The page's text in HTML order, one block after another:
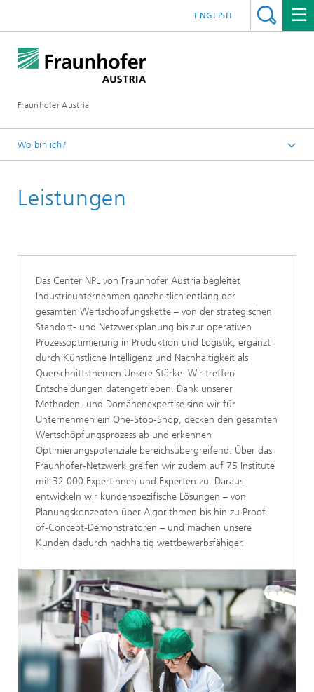
Fraunhofer Austria
ENGLISH
Wo bin ich?
Leistungen
Das Center NPL von Fraunhofer Austria begleitet
Industrieunternehmen ganzheitlich entlang der
gesamten Wertschöpfungskette – von der strategischen
Standort- und Netzwerkplanung bis zur operativen
Prozessoptimierung in Produktion und Logistik, ergänzt
durch Künstliche Intelligenz und Nachhaltigkeit als
Querschnittsthemen.Unsere Stärke: Wir treffen
Entscheidungen datengetrieben. Dank unserer
Methoden- und Domänenexpertise sind wir für
Unternehmen ein One-Stop-Shop, decken den gesamten
Wertschöpfungsprozess ab und erkennen
Optimierungspotenziale bereichsübergreifend. Über das
Fraunhofer-Netzwerk greifen wir zudem auf 75 Institute
mit 32.000 Expertinnen und Experten zu. Daraus
entwickeln wir kundenspezifische Lösungen – von
Planungskonzepten über Algorithmen bis hin zu Proof-
of-Concept-Demonstratoren – und machen unsere
Kunden dadurch nachhaltig wettbewerbsfähiger.